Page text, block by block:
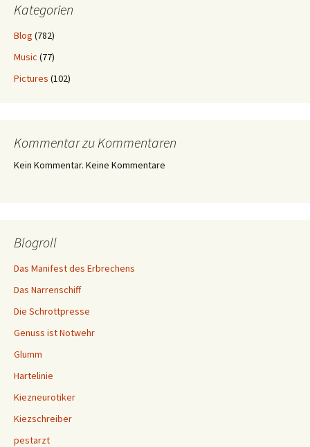
Kategorien
Blog (782)
Music (77)
Pictures (102)
Kommentar zu Kommentaren
Kein Kommentar. Keine Kommentare
Blogroll
Das Manifest des Erbrechens
Das Narrenschiff
Die Schrottpresse
Genuss ist Notwehr
Glumm
Hartelinie
Kiezneurotiker
Kiezschreiber
pestarzt